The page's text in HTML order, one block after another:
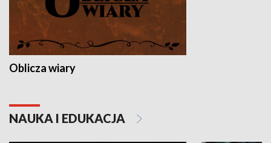
Oblicza wiary
NAUKA I EDUKACJA